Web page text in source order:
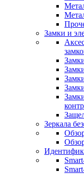
Замки и
Зеркала